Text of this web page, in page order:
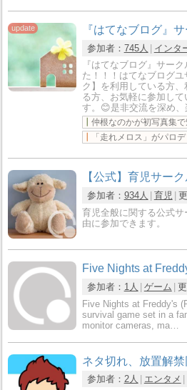
『はてなブログ』
参加者： 745人 インタ
『はてなブログ』サー
た！！！はてなブログ
ク】を利用している方
る方、お気軽に参加し
す。😊是非交流を深め
仲根なのかが初写真集で魅せた180度開脚と
「走れメロス」がパロディになって帰ってき
【公式】育児サー
参加者： 934人 育児
育児全般に関する公式
由に参加できます。
Five Nights at
参加者： 1人 ゲーム
Five Nights at Freddy's
survival game set in a
monitor cameras, ma…
ネタ切れ、放置解
参加者： 2人 エンタメ